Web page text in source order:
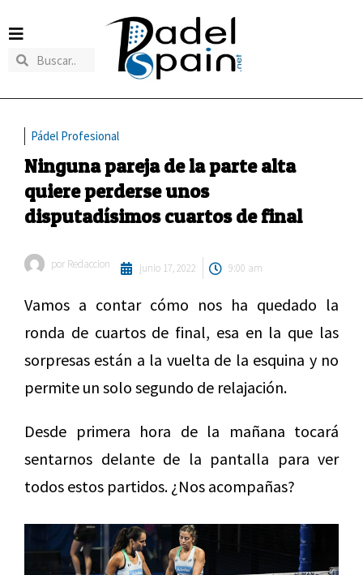
Pádel Profesional
Ninguna pareja de la parte alta
quiere perderse unos
disputadísimos cuartos de final
por Redaccion junio 17, 2022 9:00 am
Vamos a contar cómo nos ha quedado la
ronda de cuartos de final, esa en la que las
sorpresas están a la vuelta de la esquina y no
permite un solo segundo de relajación.
Desde primera hora de la mañana tocará
sentarnos delante de la pantalla para ver
todos estos partidos. ¿Nos acompañas?